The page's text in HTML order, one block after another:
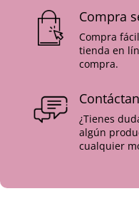
Compra
Compra
tienda en
compra.
¿Tienes
algún
cualquier